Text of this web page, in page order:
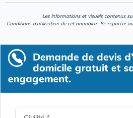
Les informations et visuels contenus
Conditions d'utilisation de cet annuaire : Se reporter
Demande de devis
domicile gratuit et
engagement.